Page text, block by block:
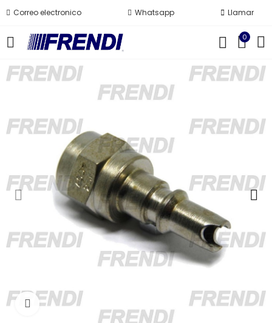
Correo electronico Whatsapp Llamar
0
Click para agrandar